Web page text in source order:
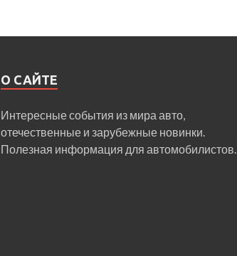
О САЙТЕ
Интересные события из мира авто,
отечественные и зарубежные новинки.
Полезная информация для автомобилистов.